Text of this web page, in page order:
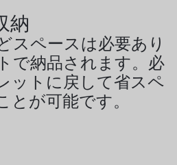
納
スペースは必要あり
で納品されます。必
ットに戻して省スペ
とが可能です。